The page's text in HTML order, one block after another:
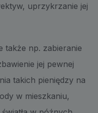
uprzykrzanie jej
także np. zabieranie
jej pewnej
takich pieniędzy na
w mieszkaniu,